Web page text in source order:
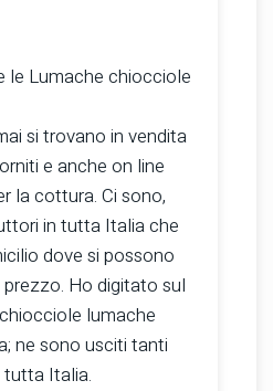
le Lumache chiocciole
si trovano in vendita
e anche on line
la cottura. Ci sono,
in tutta Italia che
dove si possono
Ho digitato sul
lumache
ne sono usciti tanti
Italia.